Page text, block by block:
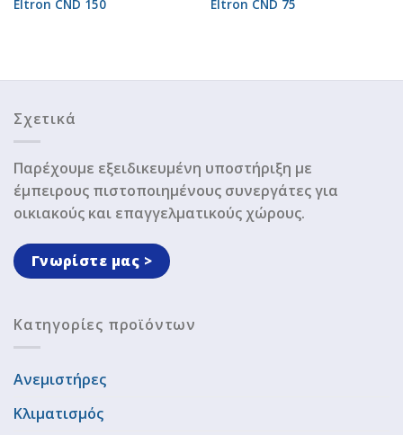
Eltron CND 150
Eltron CND 75
Σχετικά
Παρέχουμε εξειδικευμένη υποστήριξη με
έμπειρους πιστοποιημένους συνεργάτες για
οικιακούς και επαγγελματικούς χώρους.
Γνωρίστε μας >
Κατηγορίες προϊόντων
Ανεμιστήρες
Κλιματισμός